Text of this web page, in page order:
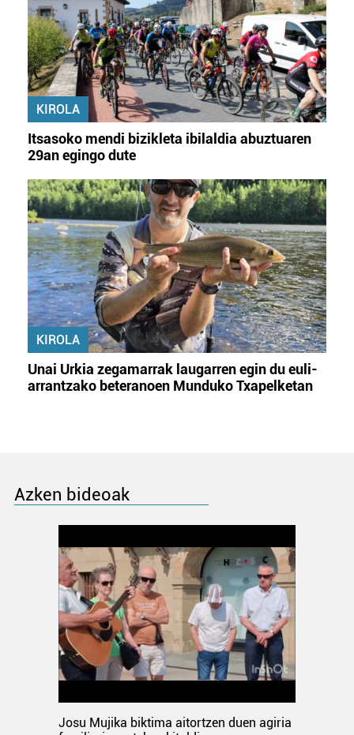
KIROLA
Itsasoko mendi bizikleta ibilaldia abuztuaren
29an egingo dute
KIROLA
Unai Urkia zegamarrak laugarren egin du euli-
arrantzako beteranoen Munduko Txapelketan
Azken bideoak
Josu Mujika biktima aitortzen duen agiria